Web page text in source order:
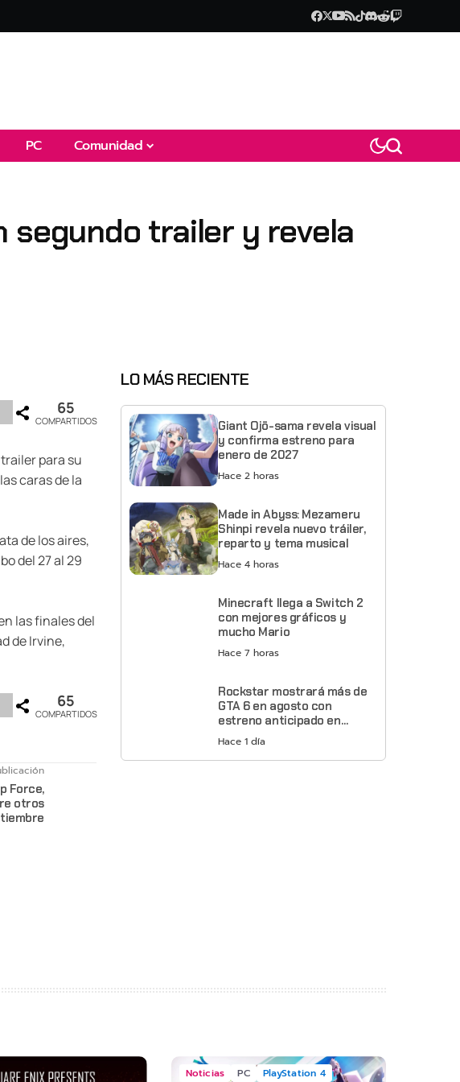
PC Comunidad
segundo trailer y revela
65
COMPARTIDOS
para su
caras de la
de los aires,
del 27 al 29
las finales del
de Irvine,
65
COMPARTIDOS
Force,
otros
LO MÁS RECIENTE
Giant Ojō-sama revela visual
y confirma estreno para
enero de 2027
Hace 2 horas
Made in Abyss: Mezameru
Shinpi revela nuevo tráiler,
reparto y tema musical
Hace 4 horas
Minecraft llega a Switch 2
con mejores gráficos y
mucho Mario
Hace 7 horas
Rockstar mostrará más de
GTA 6 en agosto con
estreno anticipado en
Netflix
Hace 1 día
Noticias PC PlayStation 4